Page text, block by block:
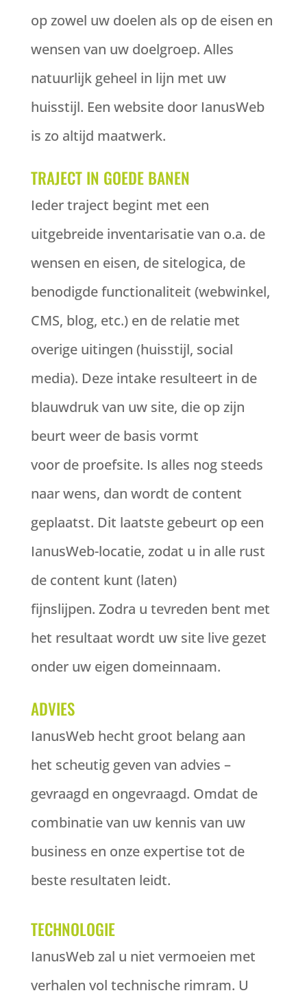
op zowel uw doelen als op de eisen en
wensen van uw doelgroep. Alles
natuurlijk geheel in lijn met uw
huisstijl. Een website door IanusWeb
is zo altijd maatwerk.
TRAJECT IN GOEDE BANEN
Ieder traject begint met een
uitgebreide inventarisatie van o.a. de
wensen en eisen, de sitelogica, de
benodigde functionaliteit (webwinkel,
CMS, blog, etc.) en de relatie met
overige uitingen (huisstijl, social
media). Deze intake resulteert in de
blauwdruk van uw site, die op zijn
beurt weer de basis vormt
voor de proefsite. Is alles nog steeds
naar wens, dan wordt de content
geplaatst. Dit laatste gebeurt op een
IanusWeb-locatie, zodat u in alle rust
de content kunt (laten)
fijnslijpen. Zodra u tevreden bent met
het resultaat wordt uw site live gezet
onder uw eigen domeinnaam.
ADVIES
IanusWeb hecht groot belang aan
het scheutig geven van advies –
gevraagd en ongevraagd. Omdat de
combinatie van uw kennis van uw
business en onze expertise tot de
beste resultaten leidt.
TECHNOLOGIE
IanusWeb zal u niet vermoeien met
verhalen vol technische rimram. U